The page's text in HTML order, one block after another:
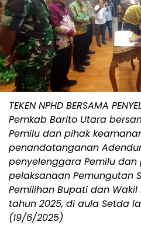
TEKEN NPHD BERSAMA
Pemkab Barito Utara
Pemilu dan pihak
penandatanganan
penyelenggara Pemilu
pelaksanaan Pemungutan
Pemilihan Bupati dan
tahun 2025, di aula Setda
(19/6/2025)